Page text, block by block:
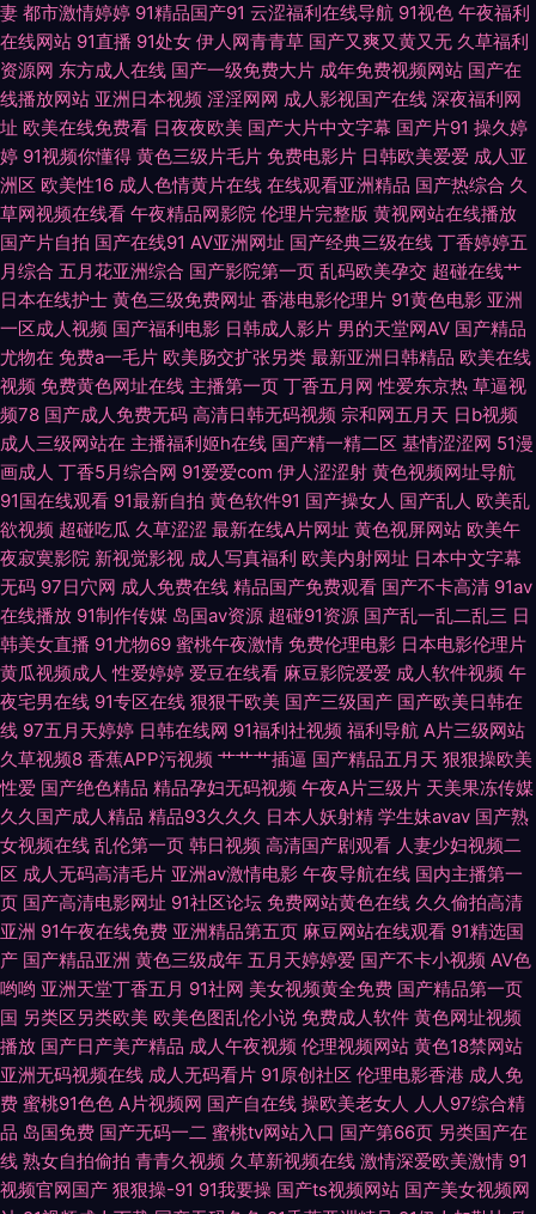
吃瓜熟女 av性爱导航网 aV中亚 九一视频操逼网站 日韩草操 97超碰青青 国
产精品呦伦视频 美国午夜福利 五月丁香婷婷成人 AV操艹久艹 黄色A片3及片
熟女自拍色图 91熟女中文字幕 丁香五月花韩国 欧美性交a 综合熟女午夜精
品 超碰欧美碰 老湿机福利视屏 亚洲另类AV www性另类 黑人曹逼 青青草视
频国产 亚洲趁人 97超碰免费人妻 另类亚洲色色 三级片操逼 免费在线电影色
色 肏屄一区二区三 日本精品一卡二卡 91泰国大片 AV传媒在线播放 成人九草
视频 国产精品熟女一区 人人色人人色 自拍亚洲欧美色图 超碰成人91 精品探
花 日韩最新中文字幕 91群交 豆花成人在线视频 欧美A√ 亚洲免费日批视频
久久综合色网 亚洲伦理自拍 大香蕉综合久久 欧美第18页 无码日日 91熟妇
岛国a免费观看 美女网站黄 探花久操 国内AV在线 3级片第一页 日韩ww 国
产3P福利 欧洲色图网站 俺来也俺去夜 九一网站免费看 欧美色图综合 日韩肏
逼无码 婷婷好色五月天 成人大香蕉电影 91麻豆香蕉 精品久久区 日韩色网址
91欧日 国产AV色色 欧美少妇肏屄 亚洲成人A片 变态另类AV在线 激情文学日
韩无码 午夜少妇影院 白丝91在线 久久精品久久精 深夜激情网2 AVV春色 久
草成人网站 日韩在线视频观看 91国模 丰满人妻一区二区 少妇天堂 欧美日韩
111 亚洲欧洲狠狠肏 成人亚洲一区 欧美性爱人与兽 影音先锋男潮吹 丁香久
久 欧美成人性 亚洲欧美bt 超碰三级 日韩AV簧片
妻 都市激情婷婷 91精品国产91 云涩福利在线导航 91视色 午夜福利
在线网站 91直播 91处女 伊人网青青草 国产又爽又黄又无 久草福利
资源网 东方成人在线 国产一级免费大片 成年免费视频网站 国产在
线播放网站 亚洲日本视频 淫淫网网 成人影视国产在线 深夜福利网
址 欧美在线免费看 日夜夜欧美 国产大片中文字幕 国产片91 操久婷
婷 91视频你懂得 黄色三级片毛片 免费电影片 日韩欧美爱爱 成人亚
洲区 欧美性16 成人色情黄片在线 在线观看亚洲精品 国产热综合 久
草网视频在线看 午夜精品网影院 伦理片完整版 黄视网站在线播放
国产片自拍 国产在线91 AV亚洲网址 国产经典三级在线 丁香婷婷五
月综合 五月花亚洲综合 国产影院第一页 乱码欧美孕交 超碰在线艹
日本在线护士 黄色三级免费网址 香港电影伦理片 91黄色电影 亚洲
一区成人视频 国产福利电影 日韩成人影片 男的天堂网AV 国产精品
尤物在 免费a一毛片 欧美肠交扩张另类 最新亚洲日韩精品 欧美在线
视频 免费黄色网址在线 主播第一页 丁香五月网 性爱东京热 草逼视
频78 国产成人免费无码 高清日韩无码视频 宗和网五月天 日b视频
成人三级网站在 主播福利姬h在线 国产精一精二区 基情涩涩网 51漫
画成人 丁香5月综合网 91爱爱com 伊人涩涩射 黄色视频网址导航
91国在线观看 91最新自拍 黄色软件91 国产操女人 国产乱人 欧美乱
欲视频 超碰吃瓜 久草涩涩 最新在线A片网址 黄色视屏网站 欧美午
夜寂寞影院 新视觉影视 成人写真福利 欧美内射网址 日本中文字幕
无码 97日穴网 成人免费在线 精品国产免费观看 国产不卡高清 91av
在线播放 91制作传媒 岛国av资源 超碰91资源 国产乱一乱二乱三 日
韩美女直播 91尤物69 蜜桃午夜激情 免费伦理电影 日本电影伦理片
黄瓜视频成人 性爱婷婷 爱豆在线看 麻豆影院爱爱 成人软件视频 午
夜宅男在线 91专区在线 狠狠干欧美 国产三级国产 国产欧美日韩在
线 97五月天婷婷 日韩在线网 91福利社视频 福利导航 A片三级网站
久草视频8 香蕉APP污视频 艹艹艹插逼 国产精品五月天 狠狠操欧美
性爱 国产绝色精品 精品孕妇无码视频 午夜A片三级片 天美果冻传媒
久久国产成人精品 精品93久久久 日本人妖射精 学生妹avav 国产熟
女视频在线 乱伦第一页 韩日视频 高清国产剧观看 人妻少妇视频二
区 成人无码高清毛片 亚洲av激情电影 午夜导航在线 国内主播第一
页 国产高清电影网址 91社区论坛 免费网站黄色在线 久久偷拍高清
亚洲 91午夜在线免费 亚洲精品第五页 麻豆网站在线观看 91精选国
产 国产精品亚洲 黄色三级成年 五月天婷婷爱 国产不卡小视频 AV色
哟哟 亚洲天堂丁香五月 91社网 美女视频黄全免费 国产精品第一页
国 另类区另类欧美 欧美色图乱伦小说 免费成人软件 黄色网址视频
播放 国产日产美产精品 成人午夜视频 伦理视频网站 黄色18禁网站
亚洲无码视频在线 成人无码看片 91原创社区 伦理电影香港 成人免
费 蜜桃91色色 A片视频网 国产自在线 操欧美老女人 人人97综合精
品 岛国免费 国产无码一二 蜜桃tv网站入口 国产第66页 另类国产在
线 熟女自拍偷拍 青青久视频 久草新视频在线 激情深爱欧美激情 91
视频官网国产 狠狠操-91 91我要操 国产ts视频网站 国产美女视频网